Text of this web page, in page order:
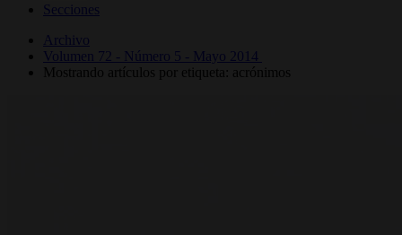
Secciones
Archivo
Volumen 72 - Número 5 - Mayo 2014
Mostrando artículos por etiqueta: acrónimos